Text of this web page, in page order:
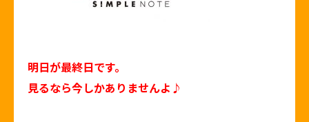
明日が最終日です。
見るなら今しかありませんよ♪